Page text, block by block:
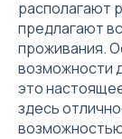
располагают
предлагают
проживания.
возможности
это
здесь